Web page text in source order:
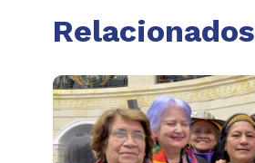
Relacionados